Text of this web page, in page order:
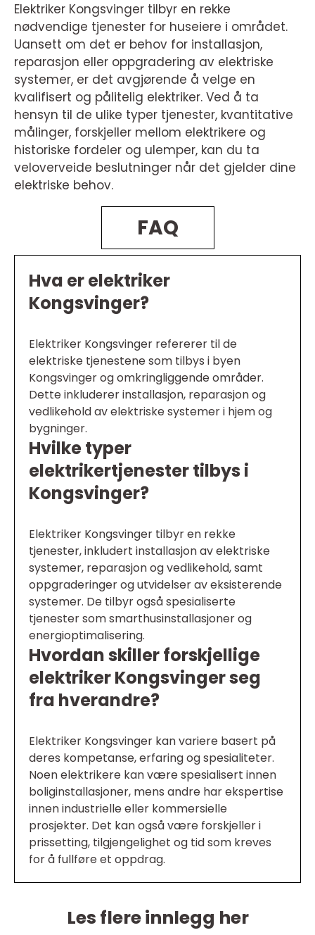
Elektriker Kongsvinger tilbyr en rekke
nødvendige tjenester for huseiere i området.
Uansett om det er behov for installasjon,
reparasjon eller oppgradering av elektriske
systemer, er det avgjørende å velge en
kvalifisert og pålitelig elektriker. Ved å ta
hensyn til de ulike typer tjenester, kvantitative
målinger, forskjeller mellom elektrikere og
historiske fordeler og ulemper, kan du ta
veloverveide beslutninger når det gjelder dine
elektriske behov.
FAQ
Hva er elektriker
Kongsvinger?
Elektriker Kongsvinger refererer til de
elektriske tjenestene som tilbys i byen
Kongsvinger og omkringliggende områder.
Dette inkluderer installasjon, reparasjon og
vedlikehold av elektriske systemer i hjem og
bygninger.
Hvilke typer
elektrikertjenester tilbys i
Kongsvinger?
Elektriker Kongsvinger tilbyr en rekke
tjenester, inkludert installasjon av elektriske
systemer, reparasjon og vedlikehold, samt
oppgraderinger og utvidelser av eksisterende
systemer. De tilbyr også spesialiserte
tjenester som smarthusinstallasjoner og
energioptimalisering.
Hvordan skiller forskjellige
elektriker Kongsvinger seg
fra hverandre?
Elektriker Kongsvinger kan variere basert på
deres kompetanse, erfaring og spesialiteter.
Noen elektrikere kan være spesialisert innen
boliginstallasjoner, mens andre har ekspertise
innen industrielle eller kommersielle
prosjekter. Det kan også være forskjeller i
prissetting, tilgjengelighet og tid som kreves
for å fullføre et oppdrag.
Les flere innlegg her